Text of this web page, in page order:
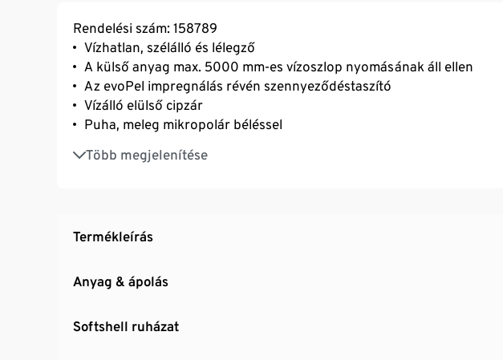
Rendelési szám: 158789
Vízhatlan, szélálló és lélegző
A külső anyag max. 5000 mm-es vízoszlop nyomásának áll ellen
Az evoPel impregnálás révén szennyeződéstaszító
Vízálló elülső cipzár
Puha, meleg mikropolár béléssel
Több megjelenítése
Legombolható kapucni
2 oldalsó, vízálló, cipzáras zseb
Termékleírás
Anyag & ápolás
Softshell ruházat